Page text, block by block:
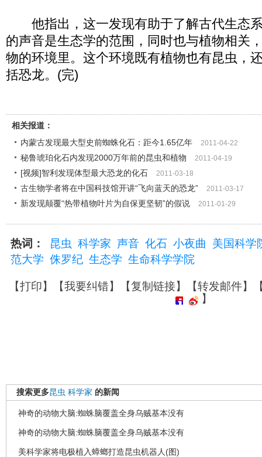
他指出，这一发现有助于了解古代生态
的声音是生态学的范围，同时也与植物相关
物的环境里。这个环境既有植物也有昆虫，
括恐龙。(完)
相关报道：
内蒙古发现最大型史前蜘蛛化石：距今1.65亿年
2011-04-22
秘鲁琥珀化石内发现2000万年前的昆虫和植物 2011-04-19
[视频]智利发现体型最大恐龙的化石 2011-03-18
古生物学者将在中国科技馆开讲“飞向蓝天的恐龙” 2011-03-17
新发现颠覆“热带植物叶片为自保更坚韧”的假说 2011-01-29
热词： 昆虫 科学家 声音 化石 小夜曲
美国科学
范大学 侏罗纪 生态学 生命科学学院
【打印】【我要纠错】【复制链接】【转发邮件】
】
搜索更多昆虫 科学家 的新闻
神奇的动物大脑:蜘蛛脑覆盖全身乌贼基本没有
神奇的动物大脑:蜘蛛脑覆盖全身乌贼基本没有
美科学家将电极植入蟑螂打造昆虫机器人(图)